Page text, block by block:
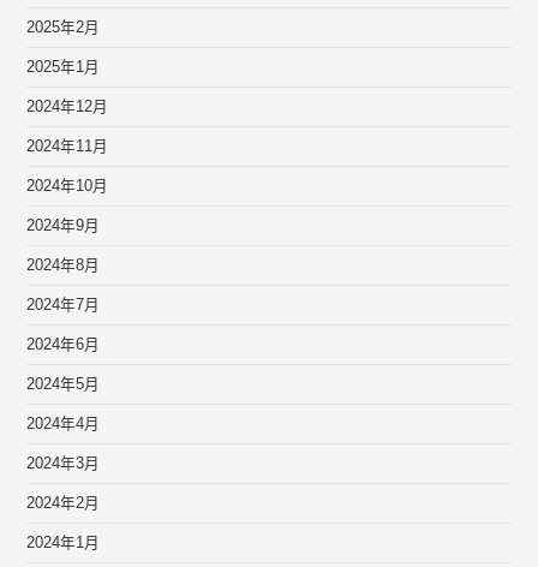
2025年2月
2025年1月
2024年12月
2024年11月
2024年10月
2024年9月
2024年8月
2024年7月
2024年6月
2024年5月
2024年4月
2024年3月
2024年2月
2024年1月